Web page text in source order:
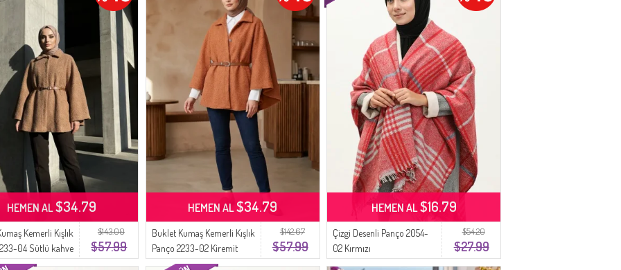
$143.00
$57.99
Kemerli Kışlık
04 Sütlü kahve
HEMEN AL$34.79
$142.67
$57.99
Buklet Kumaş Kemerli Kışlık
Panço 2233-02 Kiremit
HEMEN AL$34.79
$54.20
$27.99
Çizgi Desenli Panço 2054-
02 Kırmızı
HEMEN AL$16.79